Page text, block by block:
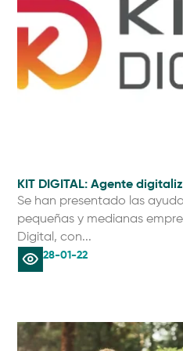
KIT DIGITAL: Agente
Se han presentado las
pequeñas y medianas
Digital, con...
28-01-22